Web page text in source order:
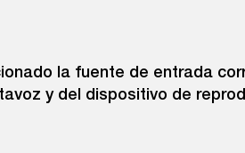
la fuente de entrada
y del dispositivo de